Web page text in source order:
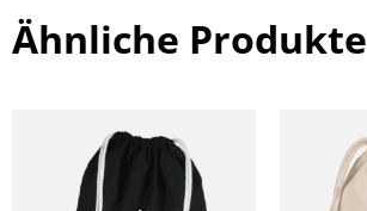
Ähnliche Produkte